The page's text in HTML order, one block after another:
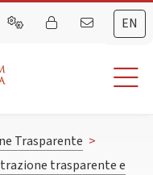
EN
Trasparente >
trasparente e